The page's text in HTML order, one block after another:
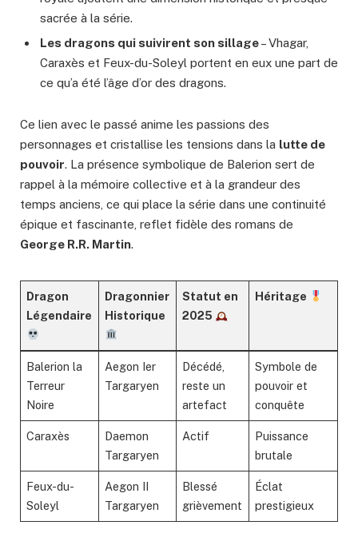
sacrée à la série.
Les dragons qui suivirent son sillage– Vhagar,
Caraxès et Feux-du-Soleyl portent en eux une part de
ce qu’a été l’âge d’or des dragons.
Ce lien avec le passé anime les passions des
personnages et cristallise les tensions dans la lutte de
pouvoir. La présence symbolique de Balerion sert de
rappel à la mémoire collective et à la grandeur des
temps anciens, ce qui place la série dans une continuité
épique et fascinante, reflet fidèle des romans de
George R.R. Martin.
Dragon
Légendaire
Dragonnier
Historique
Statut en
2025
Héritage
Balerion la
Terreur
Noire
Aegon Ier
Targaryen
Décédé,
reste un
artefact
Symbole de
pouvoir et
conquête
Caraxès
Daemon
Targaryen
Actif
Puissance
brutale
Feux-du-
Soleyl
Aegon II
Targaryen
Blessé
grièvement
Éclat
prestigieux